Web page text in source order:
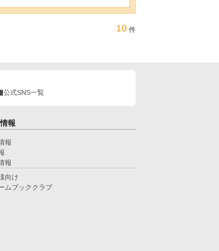
10 件
公式SNS一覧
報
報
報
向け
ムブッククラブ